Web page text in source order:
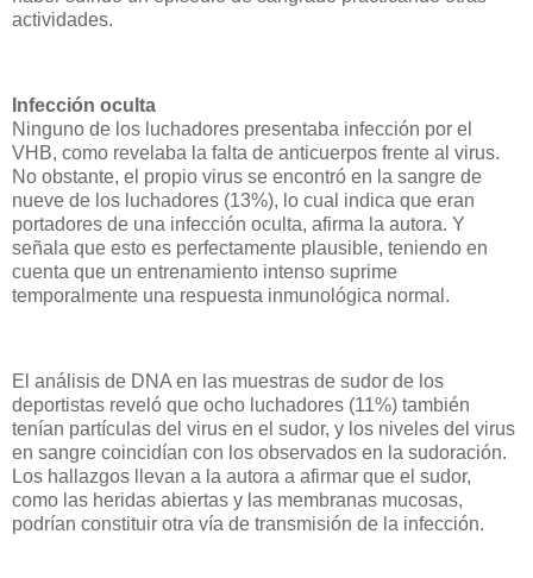
actividades.
Infección oculta
Ninguno de los luchadores presentaba infección por el
VHB, como revelaba la falta de anticuerpos frente al virus.
No obstante, el propio virus se encontró en la sangre de
nueve de los luchadores (13%), lo cual indica que eran
portadores de una infección oculta, afirma la autora. Y
señala que esto es perfectamente plausible, teniendo en
cuenta que un entrenamiento intenso suprime
temporalmente una respuesta inmunológica normal.
El análisis de DNA en las muestras de sudor de los
deportistas reveló que ocho luchadores (11%) también
tenían partículas del virus en el sudor, y los niveles del virus
en sangre coincidían con los observados en la sudoración.
Los hallazgos llevan a la autora a afirmar que el sudor,
como las heridas abiertas y las membranas mucosas,
podrían constituir otra vía de transmisión de la infección.